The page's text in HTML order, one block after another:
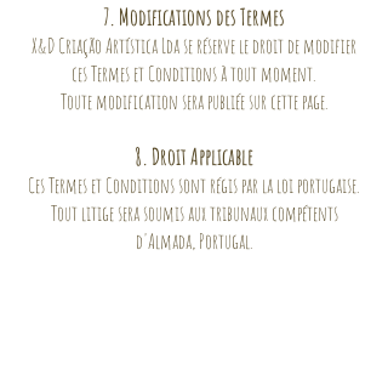
7. Modifications des Termes
X&D Criação Artística Lda se réserve le droit de modifier
ces Termes et Conditions à tout moment.
Toute modification sera publiée sur cette page.
8. Droit Applicable
Ces Termes et Conditions sont régis par la loi portugaise.
Tout litige sera soumis aux tribunaux compétents
d'Almada, Portugal.